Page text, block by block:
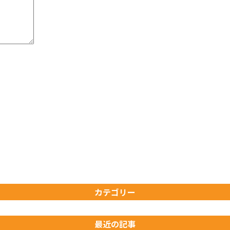
カテゴリー
最近の記事